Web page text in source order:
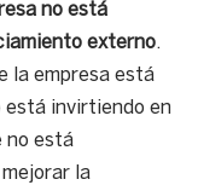
no está
externo.
la empresa está
está invirtiendo en
no está
la